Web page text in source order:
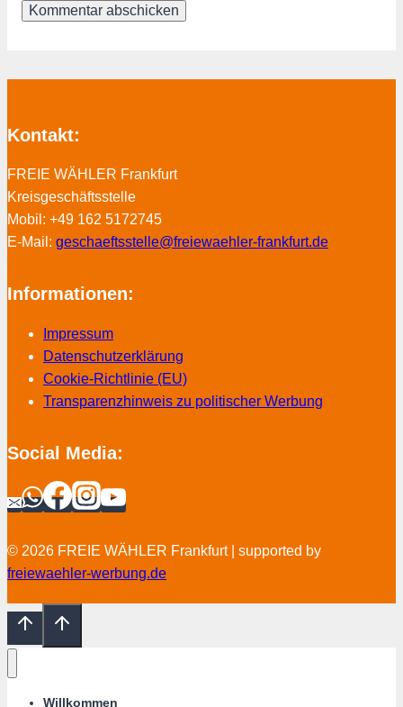
Kontakt:
FREIE WÄHLER Frankfurt
Kreisgeschäftsstelle
Mobil: +49 162 5172745
E-Mail: geschaeftsstelle@freiewaehler-frankfurt.de
Informationen:
Impressum
Datenschutzerklärung
Cookie-Richtlinie (EU)
Transparenzhinweis zu politischer Werbung
Social Media:
© 2026 FREIE WÄHLER Frankfurt | supported by
freiewaehler-werbung.de
Willkommen